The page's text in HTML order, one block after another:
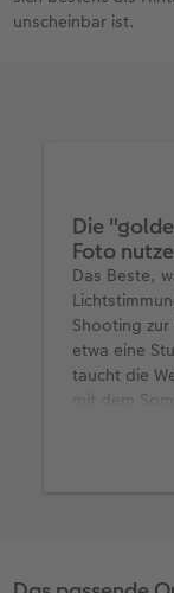
unscheinbar ist.
Die
Foto
Das Beste,
Shooting
etwa eine
taucht die
mit dem
frühzeitig
Bäumen